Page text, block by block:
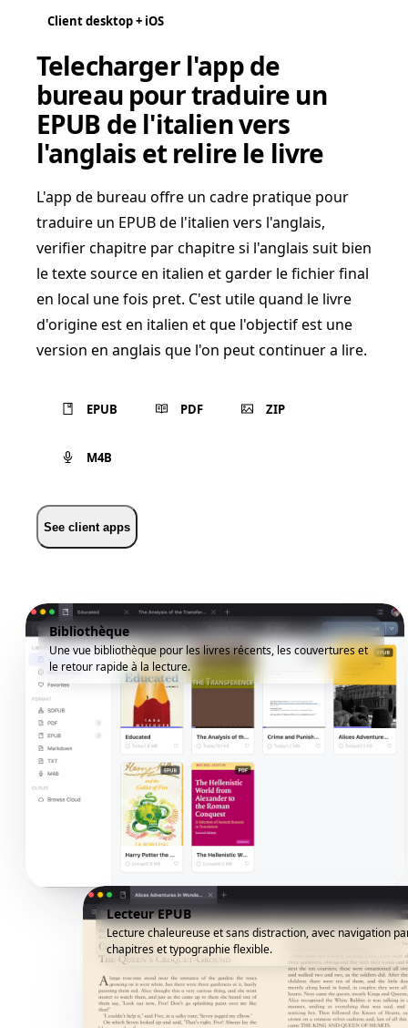
Client desktop + iOS
Telecharger l'app de
bureau pour traduire un
EPUB de l'italien vers
l'anglais et relire le livre
L'app de bureau offre un cadre pratique pour
traduire un EPUB de l'italien vers l'anglais,
verifier chapitre par chapitre si l'anglais suit bien
le texte source en italien et garder le fichier final
en local une fois pret. C'est utile quand le livre
d'origine est en italien et que l'objectif est une
version en anglais que l'on peut continuer a lire.
EPUB PDF ZIP
M4B
See client apps
Bibliothèque
Une vue bibliothèque pour les livres récents, les couvertures et
le retour rapide à la lecture.
Lecteur EPUB
Lecture chaleureuse et sans distraction, avec navigation
chapitres et typographie flexible.